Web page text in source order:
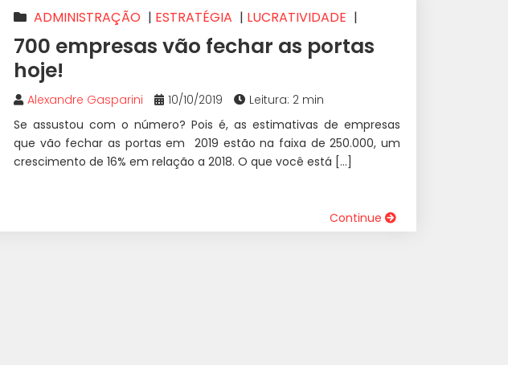
ADMINISTRAÇÃO | ESTRATÉGIA | LUCRATIVIDADE |
NEGÓCIOS |PRECIFICAÇÃO
700 empresas vão fechar as portas
hoje!
Alexandre Gasparini 10/10/2019
Leitura: 2 min
Se assustou com o número? Pois é, as estimativas de empresas
que vão fechar as portas em 2019 estão na faixa de 250.000, um
crescimento de 16% em relação a 2018. O que você está […]
Continue